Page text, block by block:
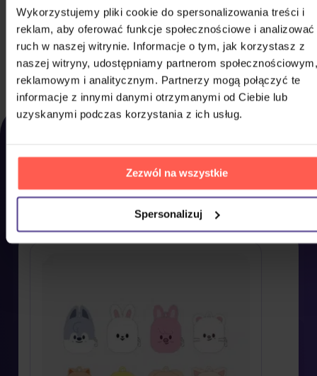
Wykorzystujemy pliki cookie do spersonalizowania treści i
reklam, aby oferować funkcje społecznościowe i analizować
ruch w naszej witrynie. Informacje o tym, jak korzystasz z
naszej witryny, udostępniamy partnerom społecznościowym,
reklamowym i analitycznym. Partnerzy mogą połączyć te
informacje z innymi danymi otrzymanymi od Ciebie lub
uzyskanymi podczas korzystania z ich usług.
Zezwól na wszystkie
Spersonalizuj
Stray Kids: Eaatw In Seoul - Skzoo
Plush Mini HAN QUOKKA
Na magazynie 205,00 zł
DO KOSZYKA
OSTATNIO
WYŚWIETLANE
Zdecydowaliście się jednak na coś innego? Tutaj
znajdziecie to, co ostatnio przeglądaliście u nas,